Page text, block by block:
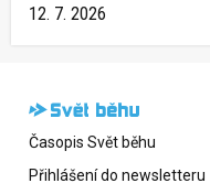
12. 7. 2026
Časopis Svět běhu
Přihlášení do newsletteru